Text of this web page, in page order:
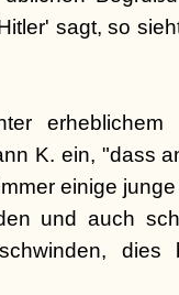
sagt, so
erheblichem
K. ein, "dass
einige
und auch